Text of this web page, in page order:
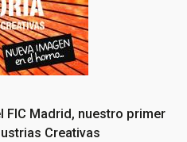
FIC Madrid, nuestro primer
Creativas